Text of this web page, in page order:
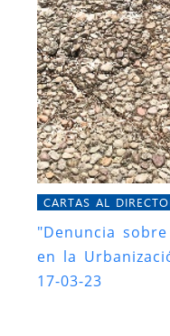
CARTAS AL
"Denuncia
en la
17-03-23